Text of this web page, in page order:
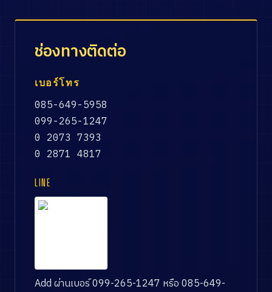
ช่องทางติดต่อ
เบอร์โทร
085-649-5958
099-265-1247
0 2073 7393
0 2871 4817
LINE
Add ผ่านเบอร์ 099-265-1247 หรือ 085-649-